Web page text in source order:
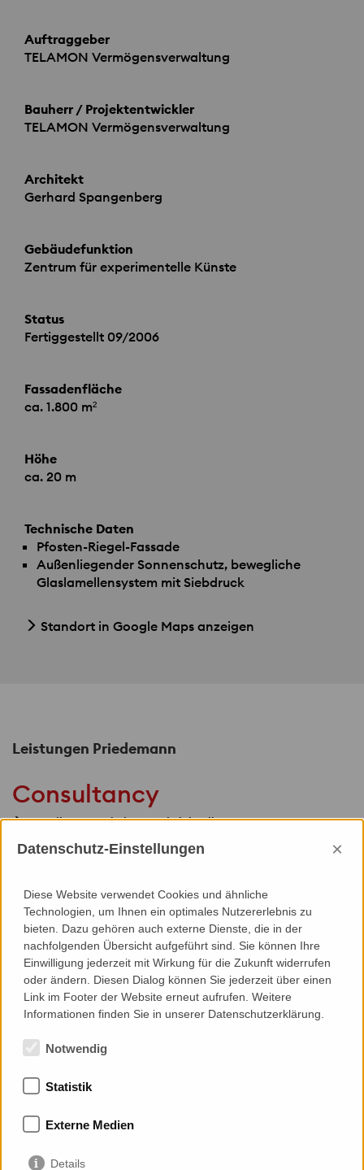
Auftraggeber
TELAMON Vermögensverwaltung
Bauherr / Projektentwickler
TELAMON Vermögensverwaltung
Architekt
Gerhard Spangenberg
Gebäudefunktion
Zentrum für experimentelle Künste
Status
Fertiggestellt 09/2006
Fassadenfläche
ca. 1.800 m²
Höhe
ca. 20 m
Technische Daten
Pfosten-Riegel-Fassade
Außenliegender Sonnenschutz, bewegliche
Glaslamellensystem mit Siebdruck
Standort in Google Maps anzeigen
Leistungen Priedemann
Consultancy
Grundlagenermittlung und Zielstellung
Entwurf
Specials
Thermische Bauphysik
Mitgliedschaften
Datenschutz-Einstellungen ×
Diese Website verwendet Cookies und ähnliche
Technologien, um Ihnen ein optimales Nutzererlebnis zu
bieten. Dazu gehören auch externe Dienste, die in der
nachfolgenden Übersicht aufgeführt sind. Sie können Ihre
Einwilligung jederzeit mit Wirkung für die Zukunft widerrufen
oder ändern. Diesen Dialog können Sie jederzeit über einen
Link im Footer der Website erneut aufrufen. Weitere
Informationen finden Sie in unserer Datenschutzerklärung.
Notwendig
Statistik
Externe Medien
Details